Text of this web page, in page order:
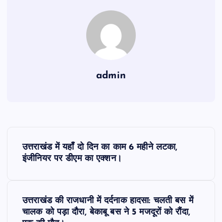
admin
उत्तराखंड में यहाँ दो दिन का काम 6 महीने लटका,
इंजीनियर पर डीएम का एक्शन।
उत्तराखंड की राजधानी में दर्दनाक हादसा: चलती बस में
चालक को पड़ा दौरा, बेकाबू बस ने 5 मजदूरों को रौंदा,